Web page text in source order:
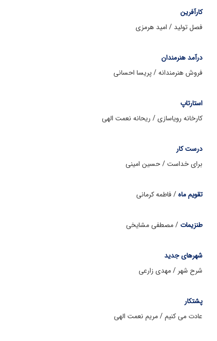
کارآفرین
فصل تولید / امید هرمزی
درآمد هنرمندان
فروش هنرمندانه / پریسا احسانی
استارتاپ
کارخانه رویاسازی / ریحانه نعمت الهی
درست کار
برای خداست / حسین امینی
تقویم ماه/ فاطمه کرمانی
طنزیمات / مصطفی مشایخی
شهرهای جدید
شرح شهر / مهدی زارعی
پشتکار
عادت می کنیم / مریم نعمت الهی